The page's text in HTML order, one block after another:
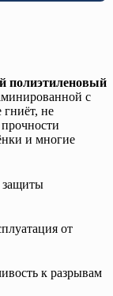
полиэтиленовый
с
не
и многие
защиты
от
к разрывам